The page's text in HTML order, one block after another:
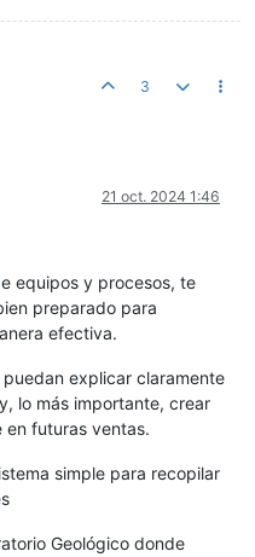
3
21 oct. 2024 1:46
equipos y procesos, te
preparado para
efectiva.
explicar claramente
lo más importante, crear
en futuras ventas.
simple para recopilar
Geológico donde